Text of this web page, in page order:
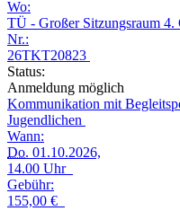
Wo:
TÜ - Großer Sitzungsraum 4.
Nr.:
26TKT20823
Status:
Anmeldung möglich
Kommunikation mit
Jugendlichen
Wann:
Do. 01.10.2026,
14.00 Uhr
Gebühr:
155,00 €